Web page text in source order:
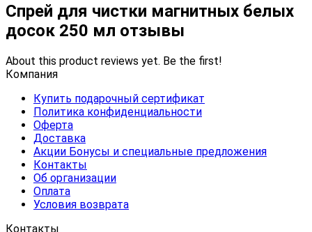
Спрей для чистки магнитных белых
досок 250 мл отзывы
About this product reviews yet. Be the first!
Компания
Купить подарочный сертификат
Политика конфиденциальности
Оферта
Доставка
Акции Бонусы и специальные предложения
Контакты
Об организации
Оплата
Условия возврата
Контакты